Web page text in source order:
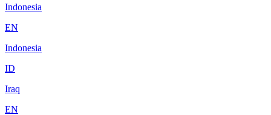
Indonesia
EN
Indonesia
ID
Iraq
EN